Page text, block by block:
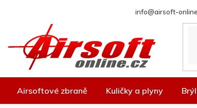
info@airsoft-
Airsoftové zbraně Kuličky a plyny